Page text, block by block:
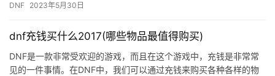
详细…
DNF 2023年5月30日
dnf充钱买什么2017(哪些物品最值得购买)
DNF是一款非常受欢迎的游戏，而且在这个游戏中，充钱是非常常
见的一件事情。在DNF中，我们可以通过充钱来购买各种各样的物